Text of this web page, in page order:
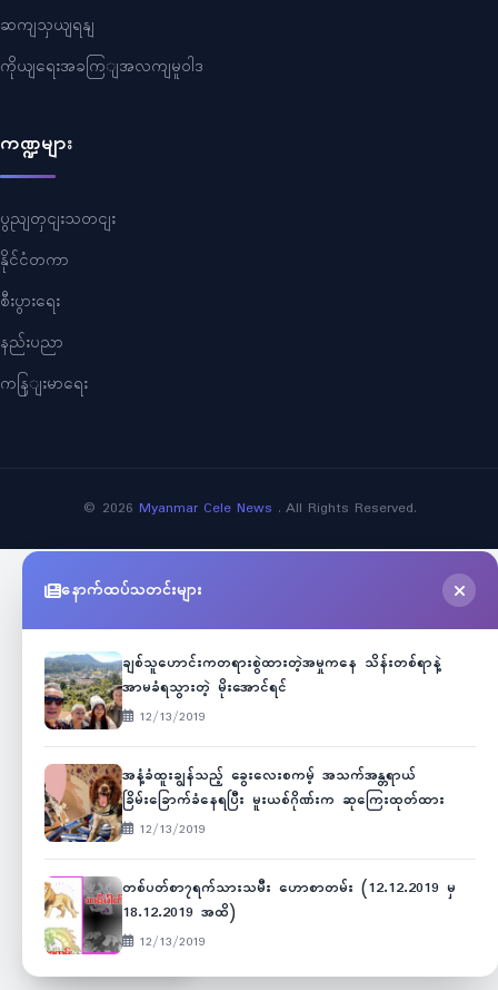
ဆကျသှယျရနျ
ကိုယျရေးအခကြျအလကျမူဝါဒ
ကဏ္ဍများ
ပွညျတှငျးသတငျး
နိုင်ငံတကာ
စီးပွားရေး
နည်းပညာ
ကနြျးမာရေး
© 2026 Myanmar Cele News . All Rights Reserved.
နောက်ထပ်သတင်းများ
ချစ်သူဟောင်းကတရားစွဲထားတဲ့အမှုကနေ သိန်းတစ်ရာနဲ့
အာမခံရသွားတဲ့ မိုးအောင်ရင်
12/13/2019
အနံ့ခံထူးချွန်သည့် ခွေးလေးစကမ့် အသက်အန္တရာယ်
ခြိမ်းခြောက်ခံနေရပြီး မူးယစ်ဂိုဏ်းက ဆုကြေးထုတ်ထား
12/13/2019
တစ်ပတ်စာ၇ရက်သားသမီး ဟောစာတမ်း (12.12.2019 မှ
18.12.2019 အထိ)
12/13/2019
Unicode ဇော်ဂျီ